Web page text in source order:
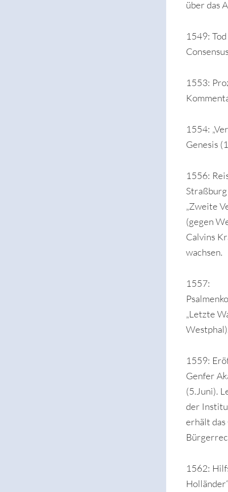
über das
1549:
1553:
1554:
Genesis
1556:
„Zweite
(gegen
Calvins
wachsen.
1557:
„Letzte
1559:
Genfer
(5.Juni).
der
erhält
1562: